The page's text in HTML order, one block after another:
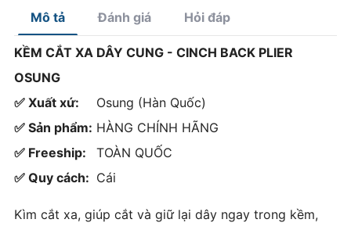
Mô tả Đánh giá Hỏi đáp
KỀM CẮT XA DÂY CUNG - CINCH BACK PLIER
OSUNG
✅ Xuất xứ:
Osung (Hàn Quốc)
✅ Sản phẩm: HÀNG CHÍNH HÃNG
✅ Freeship:
TOÀN QUỐC
✅ Quy cách: Cái
Kìm cắt xa, giúp cắt và giữ lại dây ngay trong kềm,